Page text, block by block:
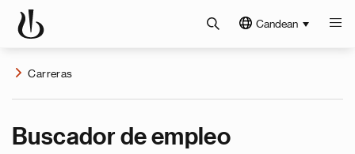
Candean
Carreras
Buscador de empleo